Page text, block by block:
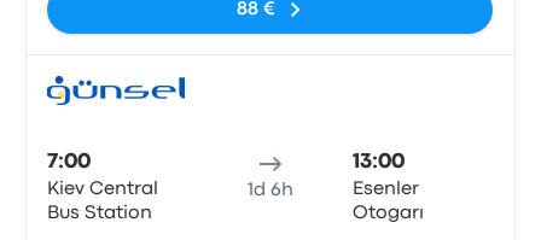
88 €
7:00
Kiev Central
Bus Station
1d 6h
13:00
Esenler
Otogarı